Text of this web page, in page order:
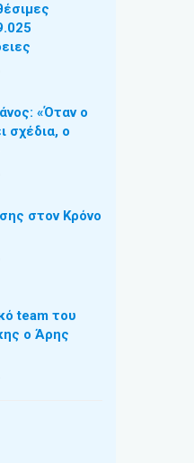
«Όταν ο
σχέδια, ο
στον Κρόνο
team του
ο Άρης